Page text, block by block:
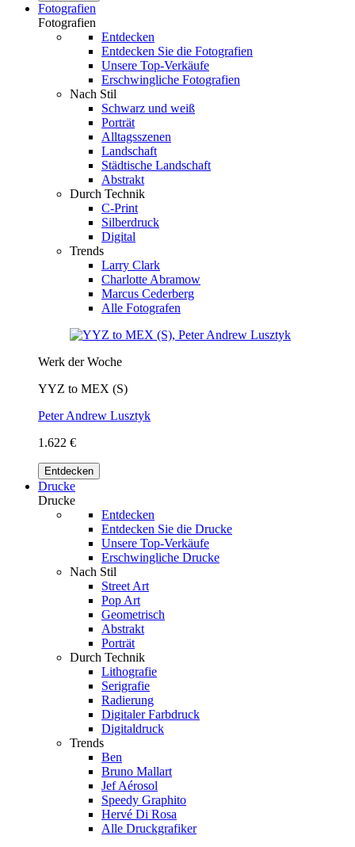
Fotografien
Fotografien
Entdecken
Entdecken Sie die Fotografien
Unsere Top-Verkäufe
Erschwingliche Fotografien
Nach Stil
Schwarz und weiß
Porträt
Alltagsszenen
Landschaft
Städtische Landschaft
Abstrakt
Durch Technik
C-Print
Silberdruck
Digital
Trends
Larry Clark
Charlotte Abramow
Marcus Cederberg
Alle Fotografen
Werk der Woche
YYZ to MEX (S)
Peter Andrew Lusztyk
1.622 €
Entdecken
Drucke
Drucke
Entdecken
Entdecken Sie die Drucke
Unsere Top-Verkäufe
Erschwingliche Drucke
Nach Stil
Street Art
Pop Art
Geometrisch
Abstrakt
Porträt
Durch Technik
Lithografie
Serigrafie
Radierung
Digitaler Farbdruck
Digitaldruck
Trends
Ben
Bruno Mallart
Jef Aérosol
Speedy Graphito
Hervé Di Rosa
Alle Druckgrafiker